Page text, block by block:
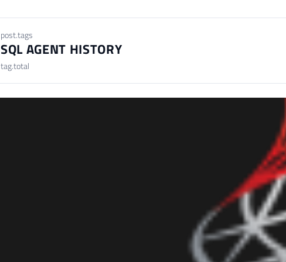
post.tags
SQL AGENT HISTORY
tag.total